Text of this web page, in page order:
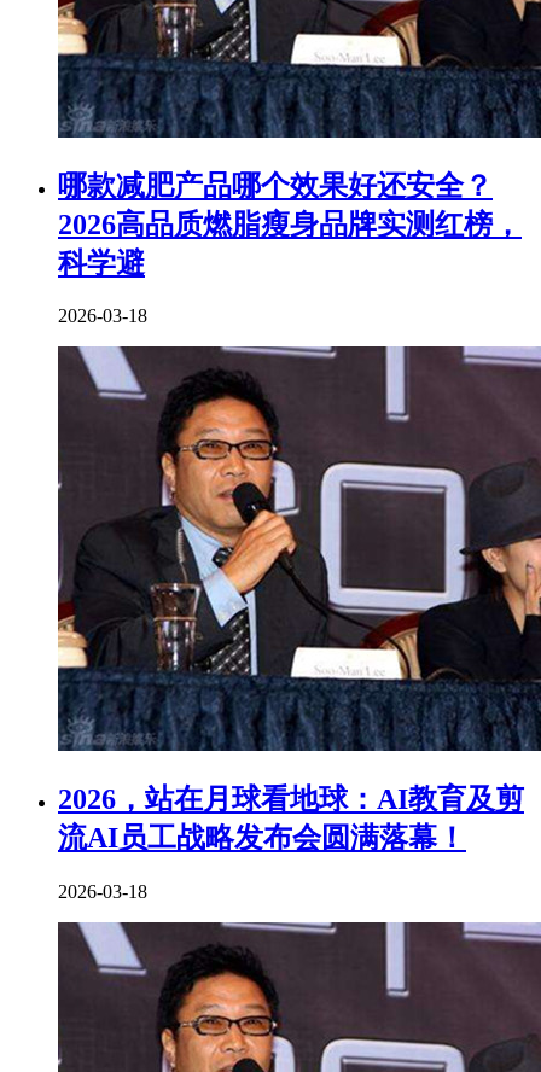
​哪款减肥产品哪个效果好还安全？
2026高品质燃脂瘦身品牌实测红榜，
科学避
2026-03-18
2026，站在月球看地球：AI教育及剪
流AI员工战略发布会圆满落幕！
2026-03-18